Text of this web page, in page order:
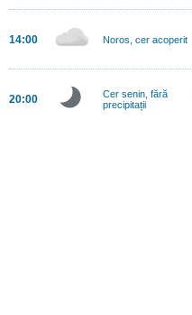
14:00 Noros, cer acoperit
20:00
Cer senin, fără
precipitații